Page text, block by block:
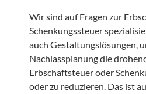
Wir sind auf Fragen zur
Schenkungssteuer
auch Gestaltungslösungen,
Nachlassplanung die
Erbschaftsteuer oder
oder zu reduzieren. Das ist